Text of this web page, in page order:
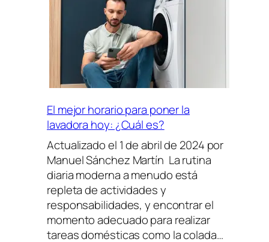
El mejor horario para poner la
lavadora hoy: ¿Cuál es?
Actualizado el 1 de abril de 2024 por
Manuel Sánchez Martín La rutina
diaria moderna a menudo está
repleta de actividades y
responsabilidades, y encontrar el
momento adecuado para realizar
tareas domésticas como la colada…